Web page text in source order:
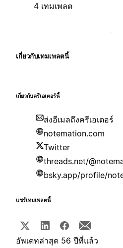
4 เทมเพลต
เกี่ยวกับเทมเพลตนี้
เกี่ยวกับครีเอเตอร์นี้
ส่งอีเมลถึงครีเอเตอร์
notemation.com
Twitter
threads.net/
bsky.app/profile/
แชร์เทมเพลตนี้
อัพเดทล่าสุด 56 ปีที่แล้ว